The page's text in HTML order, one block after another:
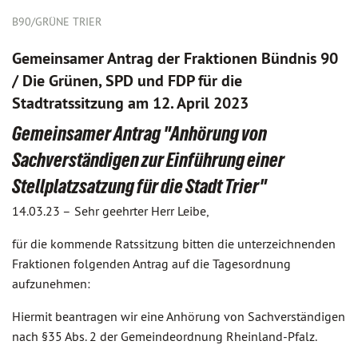
B90/GRÜNE TRIER
Gemeinsamer Antrag der Fraktionen Bündnis 90
/ Die Grünen, SPD und FDP für die
Stadtratssitzung am 12. April 2023
Gemeinsamer Antrag "Anhörung von
Sachverständigen zur Einführung einer
Stellplatzsatzung für die Stadt Trier"
14.03.23 – Sehr geehrter Herr Leibe,
für die kommende Ratssitzung bitten die unterzeichnenden
Fraktionen folgenden Antrag auf die Tagesordnung
aufzunehmen:
Hiermit beantragen wir eine Anhörung von Sachverständigen
nach §35 Abs. 2 der Gemeindeordnung Rheinland-Pfalz.